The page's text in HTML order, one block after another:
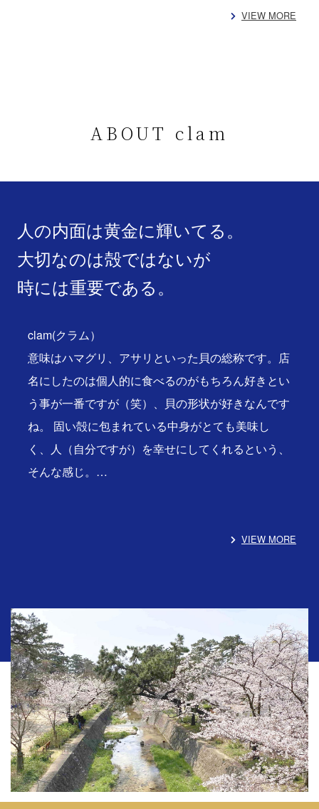
VIEW MORE
ABOUT clam
人の内面は黄金に輝いてる。
大切なのは殻ではないが
時には重要である。
clam(クラム）
意味はハマグリ、アサリといった貝の総称です。店
名にしたのは個人的に食べるのがもちろん好きとい
う事が一番ですが（笑）、貝の形状が好きなんです
ね。 固い殻に包まれている中身がとても美味し
く、人（自分ですが）を幸せにしてくれるという、
そんな感じ。…
VIEW MORE